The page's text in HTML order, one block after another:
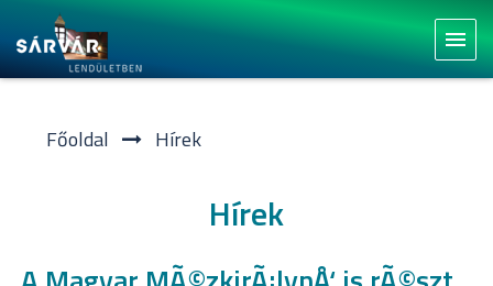
menu
Főoldal Hí­rek
Hírek